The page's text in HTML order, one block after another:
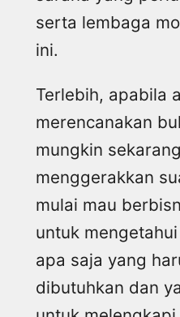
serta lembaga
ini.
Terlebih, apabila
merencanakan
mungkin
menggerakkan
mulai mau
untuk
apa saja yang
dibutuhkan dan